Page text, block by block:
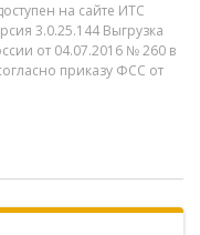
на сайте ИТС
3.0.25.144 Выгрузка
от 04.07.2016 № 260 в
приказу ФСС от